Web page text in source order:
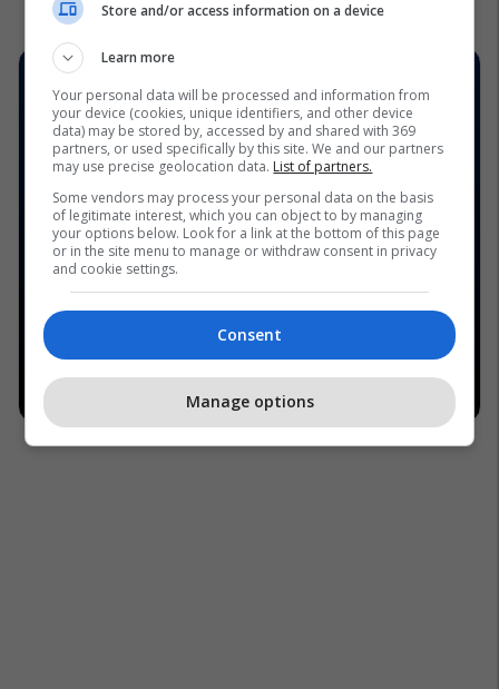
Store and/or access information on a device
Learn more
Your personal data will be processed and information from
your device (cookies, unique identifiers, and other device
data) may be stored by, accessed by and shared with 369
partners, or used specifically by this site. We and our partners
may use precise geolocation data. List of partners.
Some vendors may process your personal data on the basis
of legitimate interest, which you can object to by managing
your options below. Look for a link at the bottom of this page
or in the site menu to manage or withdraw consent in privacy
and cookie settings.
Consent
Manage options